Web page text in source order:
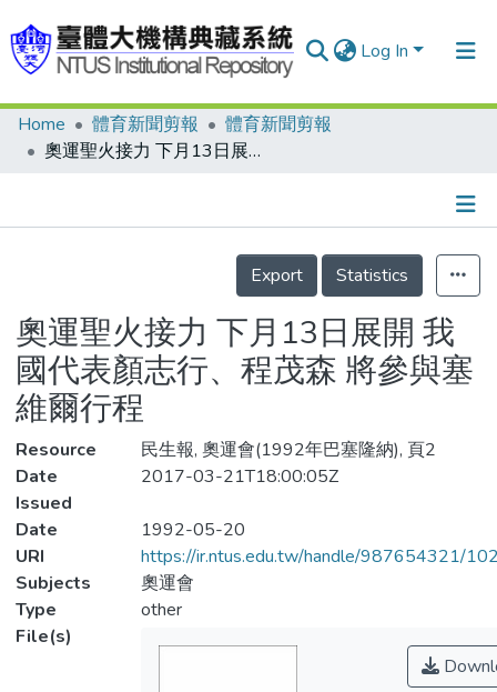
Log In
Communities & Collections
Statistics
Home 體育新聞剪報
體育新聞剪報
奧運聖火接力 下月13日展開 我國代表顏志行、程茂森 將參與塞維爾行程
Details
Export
Statistics
奧運聖火接力 下月13日展開 我
國代表顏志行、程茂森 將參與塞
維爾行程
Resource
民生報, 奧運會(1992年巴塞隆納), 頁2
Date
Issued
2017-03-21T18:00:05Z
Date
1992-05-20
URI
https://ir.ntus.edu.tw/handle/987654321/
Subjects
奧運會
Type
other
File(s)